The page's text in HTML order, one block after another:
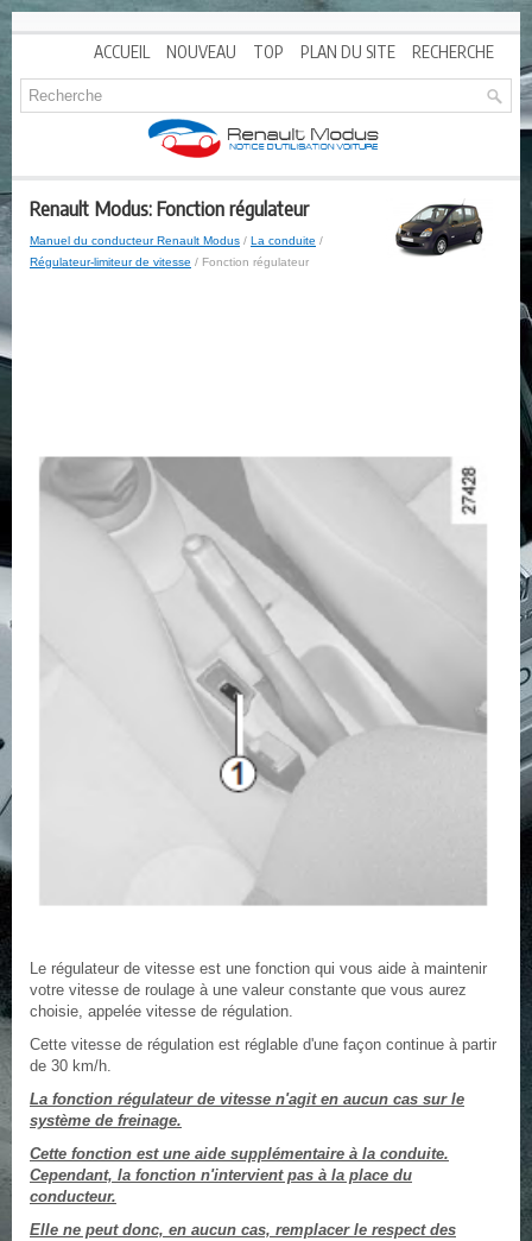
ACCUEIL NOUVEAU TOP PLAN DU SITE RECHERCHE
Renault Modus: Fonction régulateur
Manuel du conducteur Renault Modus / La conduite /
Régulateur-limiteur de vitesse / Fonction régulateur
Le régulateur de vitesse est une fonction qui vous aide à maintenir
votre vitesse de roulage à une valeur constante que vous aurez
choisie, appelée vitesse de régulation.
Cette vitesse de régulation est réglable d'une façon continue à partir
de 30 km/h.
La fonction régulateur de vitesse n'agit en aucun cas sur le
système de freinage.
Cette fonction est une aide supplémentaire à la conduite.
Cependant, la fonction n'intervient pas à la place du
conducteur.
Elle ne peut donc, en aucun cas, remplacer le respect des